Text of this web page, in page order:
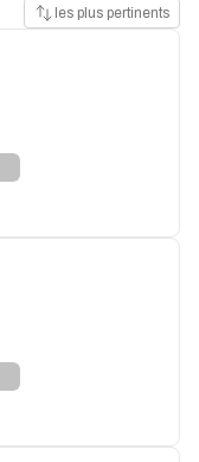
les plus pertinents